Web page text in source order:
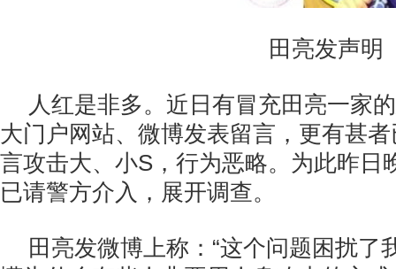
田亮发声明
人红是非多。近日有冒充田亮一家
大门户网站、微博发表留言，更有甚者
言攻击大、小S，行为恶略。为此昨日
已请警方介入，展开调查。
田亮发微博上称：“这个问题困扰了